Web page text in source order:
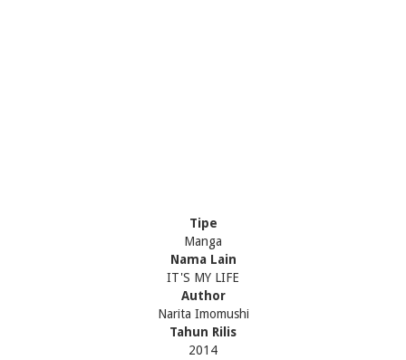
Tipe
Manga
Nama Lain
IT'S MY LIFE
Author
Narita Imomushi
Tahun Rilis
2014